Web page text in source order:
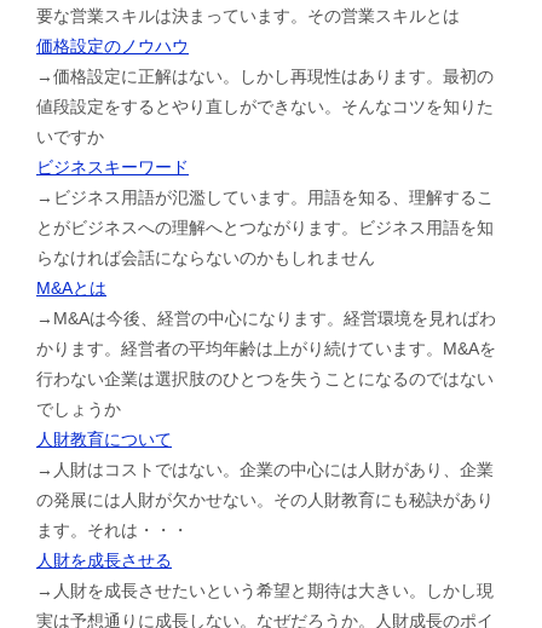
要な営業スキルは決まっています。その営業スキルとは
価格設定のノウハウ
→価格設定に正解はない。しかし再現性はあります。最初の
値段設定をするとやり直しができない。そんなコツを知りた
いですか
ビジネスキーワード
→ビジネス用語が氾濫しています。用語を知る、理解するこ
とがビジネスへの理解へとつながります。ビジネス用語を知
らなければ会話にならないのかもしれません
M&Aとは
→M&Aは今後、経営の中心になります。経営環境を見ればわ
かります。経営者の平均年齢は上がり続けています。M&Aを
行わない企業は選択肢のひとつを失うことになるのではない
でしょうか
人財教育について
→人財はコストではない。企業の中心には人財があり、企業
の発展には人財が欠かせない。その人財教育にも秘訣があり
ます。それは・・・
人財を成長させる
→人財を成長させたいという希望と期待は大きい。しかし現
実は予想通りに成長しない。なぜだろうか。人財成長のポイ